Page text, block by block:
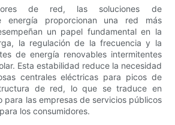
de red, las soluciones de
energía proporcionan una red más
un papel fundamental en la
la regulación de la frecuencia y la
de energía renovables intermitentes
Esta estabilidad reduce la necesidad
centrales eléctricas para picos de
de red, lo que se traduce en
para las empresas de servicios públicos
los consumidores.